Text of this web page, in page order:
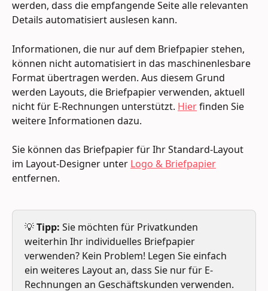
werden, dass die empfangende Seite alle relevanten
Details automatisiert auslesen kann.
Informationen, die nur auf dem Briefpapier stehen,
können nicht automatisiert in das maschinenlesbare
Format übertragen werden. Aus diesem Grund
werden Layouts, die Briefpapier verwenden, aktuell
nicht für E-Rechnungen unterstützt. Hier finden Sie
weitere Informationen dazu.
Sie können das Briefpapier für Ihr Standard-Layout
im Layout-Designer unter Logo & Briefpapier
entfernen.
💡 Tipp: Sie möchten für Privatkunden
weiterhin Ihr individuelles Briefpapier
verwenden? Kein Problem! Legen Sie einfach
ein weiteres Layout an, dass Sie nur für E-
Rechnungen an Geschäftskunden verwenden.